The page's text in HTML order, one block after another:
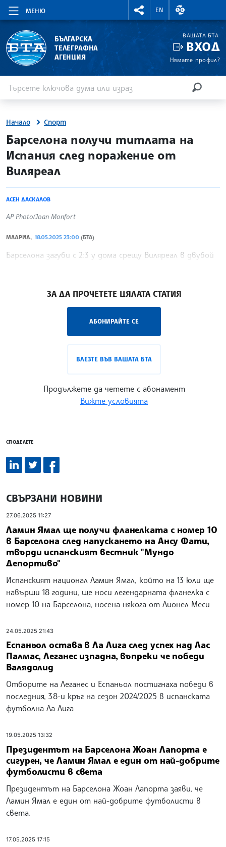
МЕНЮ
RIGHTMENU.SOCIAL
EN
ВАЛУТНИ
БЪЛГАРСКА
ТЕЛЕГРАФНА
АГЕНЦИЯ
ВАШАТА БТА
ВХОД
Нямате профил?
Начало Спорт
site.bta
Барселона получи титлата на
Испания след поражение от
Виляреал
АСЕН ДАСКАЛОВ
AP Photo/Joan Monfort
МАДРИД, 18.05.2025 23:00 (БТА)
Барселона загуби с 2:3 у дома срещу Виляреал в двубой
ЗА ДА ПРОЧЕТЕТЕ ЦЯЛАТА СТАТИЯ
АБОНИРАЙТЕ СЕ
ВЛЕЗТЕ ВЪВ ВАШАТА БТА
Продължете да четете с абонамент
Вижте условията
СПОДЕЛЕТЕ
СВЪРЗАНИ НОВИНИ
27.06.2025 11:27
Ламин Ямал ще получи фланелката с номер 10
в Барселона след напускането на Ансу Фати,
твърди испанският вестник "Мундо
Депортиво"
Испанският национал Ламин Ямал, който на 13 юли ще
навърши 18 години, ще носи легендарната фланелка с
номер 10 на Барселона, носена някога от Лионел Меси
24.05.2025 21:43
Еспаньол остава в Ла Лига след успех над Лас
Палмас, Леганес изпадна, въпреки че победи
Валядолид
Отборите на Леганес и Еспаньол постигнаха победи в
последния, 38-и кръг на сезон 2024/2025 в испанската
футболна Ла Лига
19.05.2025 13:32
Президентът на Барселона Жоан Лапорта е
сигурен, че Ламин Ямал е един от най-добрите
футболисти в света
Президентът на Барселона Жоан Лапорта заяви, че
Ламин Ямал е един от най-добрите футболисти в
света.
17.05.2025 17:15